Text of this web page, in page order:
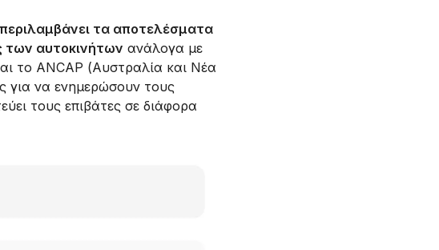
τα αποτελέσματα
των αυτοκινήτων ανάλογα με
το ANCAP (Αυστραλία και Νέα
για να ενημερώσουν τους
τους επιβάτες σε διάφορα